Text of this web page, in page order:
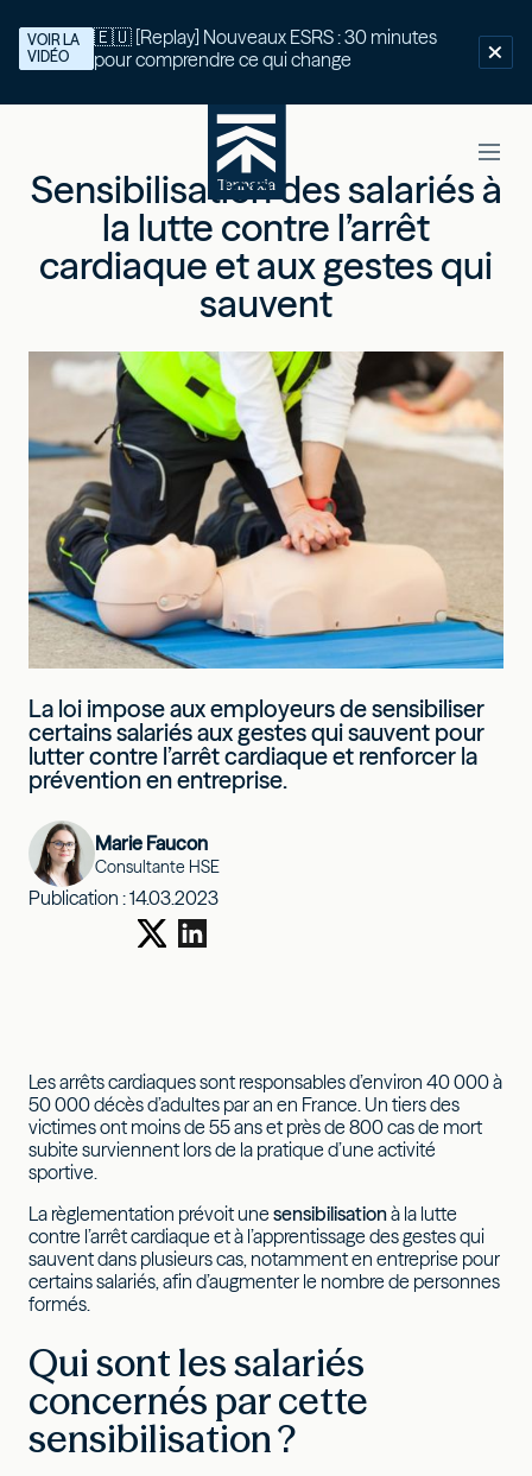
🇪🇺 [Replay] Nouveaux ESRS : 30 minutes
pour comprendre ce qui change
VOIR LA
VIDÉO
Sensibilisation des salariés à
la lutte contre l’arrêt
cardiaque et aux gestes qui
sauvent
La loi impose aux employeurs de sensibiliser
certains salariés aux gestes qui sauvent pour
lutter contre l’arrêt cardiaque et renforcer la
prévention en entreprise.
Marie Faucon
Consultante HSE
Publication :14.03.2023
Les arrêts cardiaques sont responsables d’environ 40 000 à
50 000 décès d’adultes par an en France. Un tiers des
victimes ont moins de 55 ans et près de 800 cas de mort
subite surviennent lors de la pratique d’une activité
sportive.
La règlementation prévoit une sensibilisationà la lutte
contre l’arrêt cardiaque et à l’apprentissage des gestes qui
sauvent dans plusieurs cas, notamment en entreprise pour
certains salariés, afin d’augmenter le nombre de personnes
formés.
Qui sont les salariés
concernés par cette
sensibilisation ?